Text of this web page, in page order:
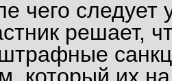
чего следует
решает,